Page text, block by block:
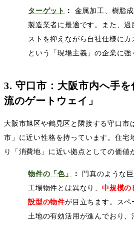
ターゲット ：
金属加工、樹脂
製造業者に最適です。また、過
ストを抑えながら自社仕様に
という「現場主義」の企業に強
3. 守口市：大阪市内へ手
流のゲートウェイ」
大阪市旭区や鶴見区と隣接する守口市
市」に近い性格を持っています。住宅
り「消費地」に近い拠点としての価値
物件の「色」 ：
門真のような
工場物件とは異なり、 中規模の
設型の物件が目立ちます。スペ
土地の有効活用が進んでおり、